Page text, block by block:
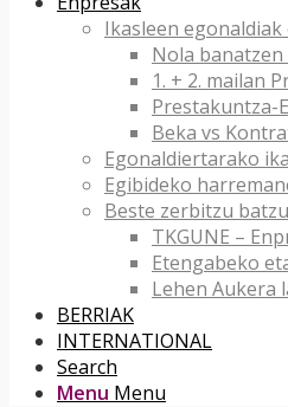
Ikasleen
Nola banatzen
1. + 2. mailan
Prestakuntza-
Beka vs
Egonaldiertarako
Egibideko
Beste zerbitzu
TKGUNE –
Etengabeko
Lehen Aukera
BERRIAK
INTERNATIONAL
Search
Menu Menu